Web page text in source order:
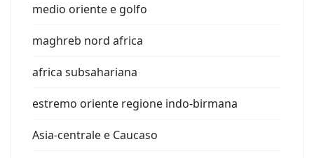
medio oriente e golfo
maghreb nord africa
africa subsahariana
estremo oriente regione indo-birmana
Asia-centrale e Caucaso